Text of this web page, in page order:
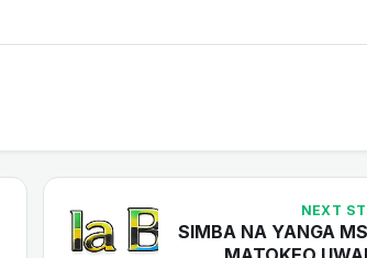
NEXT
SIMBA NA YANGA